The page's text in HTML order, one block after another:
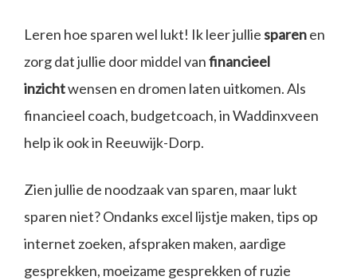
Leren hoe sparen wel lukt! Ik leer julliesparenen
zorg dat jullie door middel vanfinancieel
inzichtwensen en dromen laten uitkomen. Als
financieel coach, budgetcoach, in Waddinxveen
help ik ook in Reeuwijk-Dorp.
Zien jullie de noodzaak van sparen, maar lukt
sparen niet? Ondanks excel lijstje maken, tips op
internet zoeken, afspraken maken, aardige
gesprekken, moeizame gesprekken of ruzie